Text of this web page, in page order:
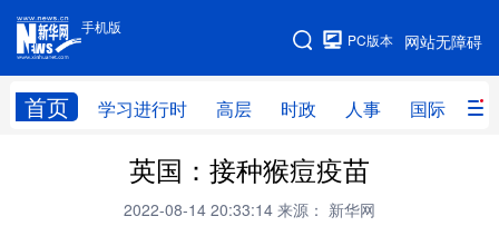
手机版
网站无障碍
PC版本
首页 学习进行时 高层 时政 人事 国际 财
手机版
网站地图
高层 时政
财经 网评
英国：接种猴痘疫苗
2022-08-14 20:33:14 来源： 新华网